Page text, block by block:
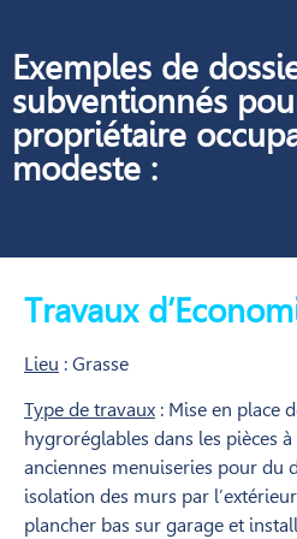
Exemples de
subventionnés
propriétaire
modeste :
Travaux
Lieu : Grasse
Type de travaux : Mise en place
hygroréglables dans les pièces
anciennes menuiseries pour du
isolation des murs par
plancher bas sur garage et